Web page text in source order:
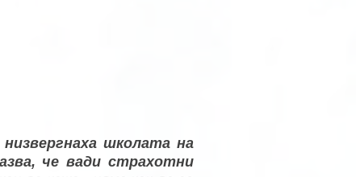
школата на
че вади страхотни